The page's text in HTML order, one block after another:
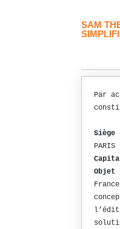
SAM
Par
PARIS
Objet